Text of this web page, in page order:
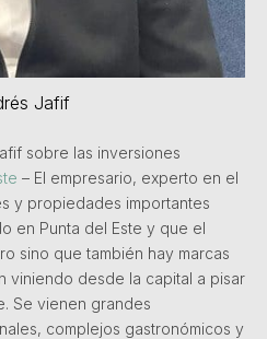
Jafif
sobre las inversiones
– El empresario, experto en el
y propiedades importantes
en Punta del Este y que el
sino que también hay marcas
viniendo desde la capital a pisar
Se vienen grandes
complejos gastronómicos y